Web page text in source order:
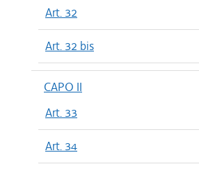
Art. 32
Art. 32 bis
CAPO II
Art. 33
Art. 34